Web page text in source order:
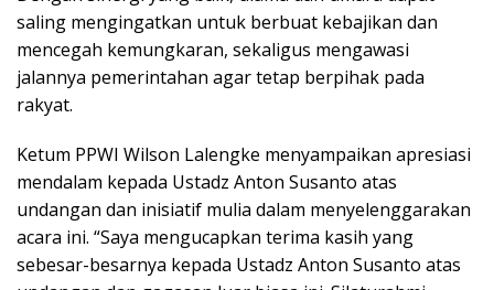
saling mengingatkan untuk berbuat kebajikan dan
mencegah kemungkaran, sekaligus mengawasi
jalannya pemerintahan agar tetap berpihak pada
rakyat.
Ketum PPWI Wilson Lalengke menyampaikan apresiasi
mendalam kepada Ustadz Anton Susanto atas
undangan dan inisiatif mulia dalam menyelenggarakan
acara ini. “Saya mengucapkan terima kasih yang
sebesar-besarnya kepada Ustadz Anton Susanto atas